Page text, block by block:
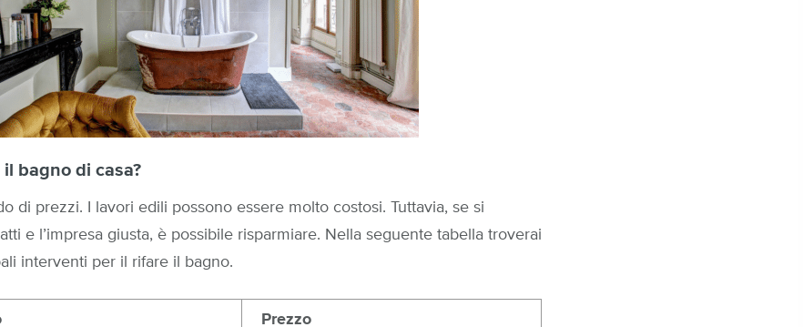
bagno di casa?
di prezzi. I lavori edili possono essere molto costosi. Tuttavia, se si
e l’impresa giusta, è possibile risparmiare. Nella seguente tabella troverai
interventi per il rifare il bagno.
Prezzo